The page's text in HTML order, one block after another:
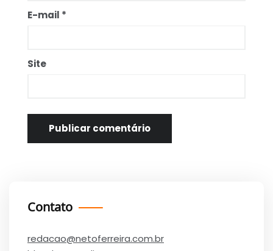
E-mail *
Site
Contato
redacao@netoferreira.com.br